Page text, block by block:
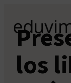
contenido
los